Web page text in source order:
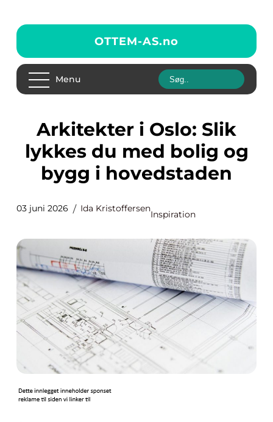
OTTEM-AS.no
Menu
Arkitekter i Oslo: Slik
lykkes du med bolig og
bygg i hovedstaden
03 juni 2026 Ida Kristoffersen
Inspiration